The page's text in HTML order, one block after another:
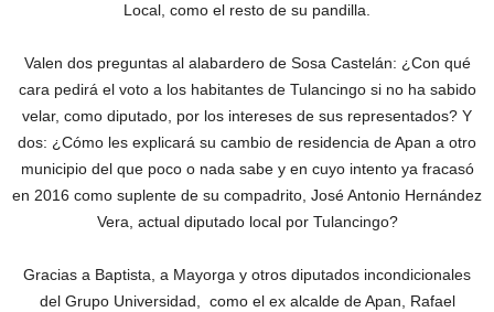
Local, como el resto de su pandilla.
Valen dos preguntas al alabardero de Sosa Castelán: ¿Con qué
cara pedirá el voto a los habitantes de Tulancingo si no ha sabido
velar, como diputado, por los intereses de sus representados? Y
dos: ¿Cómo les explicará su cambio de residencia de Apan a otro
municipio del que poco o nada sabe y en cuyo intento ya fracasó
en 2016 como suplente de su compadrito, José Antonio Hernández
Vera, actual diputado local por Tulancingo?
Gracias a Baptista, a Mayorga y otros diputados incondicionales
del Grupo Universidad, como el ex alcalde de Apan, Rafael